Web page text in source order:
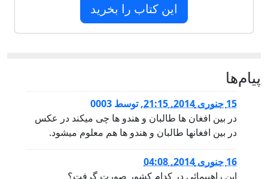
این کتاب را بخرید
پيام‌ها
15 جنوری 2014, 21:15 ,توسط 0003
در بین افغان ها طالبان و هندو ها چی میکند در عکس
در بین افغانها طالبان و هندو ها هم معلوم میشود.
16 جنوری 2014, 04:08
این راهپیمائی در کدام کشور صورت گرفت؟